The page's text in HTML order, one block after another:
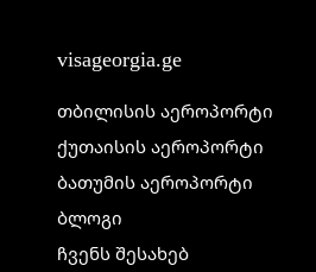
visageorgia.ge
თბილისის აეროპორტი
ქუთაისის აეროპორტი
ბათუმის აეროპორტი
ბლოგი
ჩვენს შესახებ